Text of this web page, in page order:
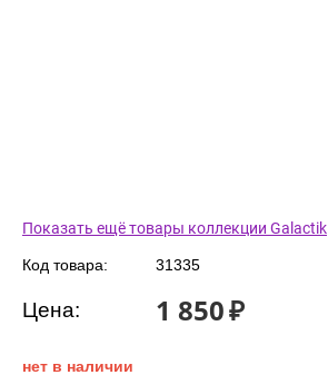
Показать ещё товары коллекции Galactik
Код товара: 31335
Цена: 1 850₽
нет в наличии